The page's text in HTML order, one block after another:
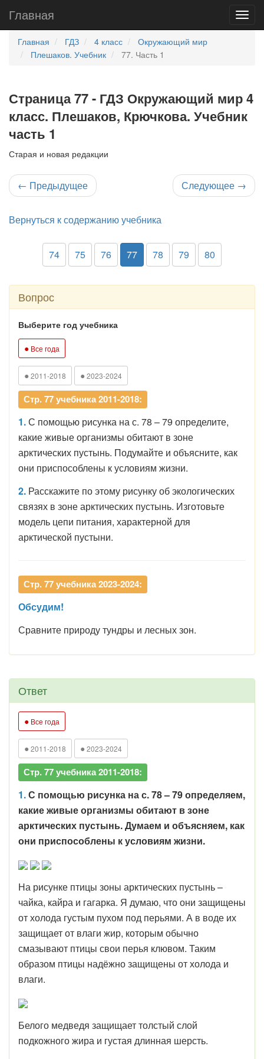
Главная
Главная ГДЗ 4 класс
Окружающий мир
Плешаков. Учебник
77. Часть 1
Страница 77 - ГДЗ Окружающий мир 4
класс. Плешаков, Крючкова. Учебник
часть 1
Старая и новая редакции
← Предыдущее Следующее →
Вернуться к содержанию учебника
74 75 76 77 78 79 80
Вопрос
Выберите год учебника
● Все года
● 2011-2018 ● 2023-2024
Стр. 77 учебника 2011-2018:
1.С помощью рисунка на с. 78 – 79 определите,
какие живые организмы обитают в зоне
арктических пустынь. Подумайте и объясните, как
они приспособлены к условиям жизни.
2. Расскажите по этому рисунку об экологических
связях в зоне арктических пустынь. Изготовьте
модель цепи питания, характерной для
арктической пустыни.
Стр. 77 учебника 2023-2024:
Обсудим!
Сравните природу тундры и лесных зон.
Ответ
● Все года
● 2011-2018 ● 2023-2024
Стр. 77 учебника 2011-2018:
1.С помощью рисунка на с. 78 – 79 определяем,
какие живые организмы обитают в зоне
арктических пустынь. Думаем и объясняем, как
они приспособлены к условиям жизни.
На рисунке птицы зоны арктических пустынь –
чайка, кайра и гагарка. Я думаю, что они защищены
от холода густым пухом под перьями. А в воде их
защищает от влаги жир, которым обычно
смазывают птицы свои перья клювом. Таким
образом птицы надёжно защищены от холода и
влаги.
Белого медведя защищает толстый слой
подкожного жира и густая длинная шерсть.